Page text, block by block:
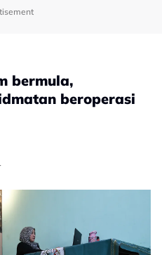
bermula,
beroperasi